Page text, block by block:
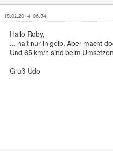
15.02.2014, 06:54
Hallo Roby,
... halt nur in gelb. Aber macht
Und 65 km/h sind beim
Gruß Udo